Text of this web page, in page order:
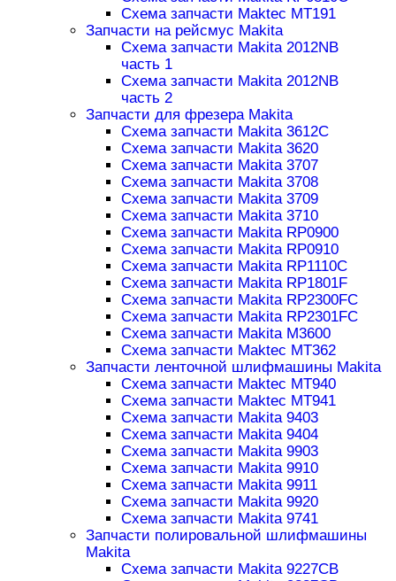
Схема запчасти Maktec MT191
Запчасти на рейсмус Makita
Схема запчасти Makita 2012NB
часть 1
Схема запчасти Makita 2012NB
часть 2
Запчасти для фрезера Makita
Схема запчасти Makita 3612C
Схема запчасти Makita 3620
Схема запчасти Makita 3707
Схема запчасти Makita 3708
Схема запчасти Makita 3709
Схема запчасти Makita 3710
Схема запчасти Makita RP0900
Схема запчасти Makita RP0910
Схема запчасти Makita RP1110C
Схема запчасти Makita RP1801F
Схема запчасти Makita RP2300FC
Схема запчасти Makita RP2301FC
Схема запчасти Makita M3600
Схема запчасти Maktec MT362
Запчасти ленточной шлифмашины Makita
Схема запчасти Maktec MT940
Схема запчасти Maktec MT941
Схема запчасти Makita 9403
Схема запчасти Makita 9404
Схема запчасти Makita 9903
Схема запчасти Makita 9910
Схема запчасти Makita 9911
Схема запчасти Makita 9920
Схема запчасти Makita 9741
Запчасти полировальной шлифмашины
Makita
Схема запчасти Makita 9227CB